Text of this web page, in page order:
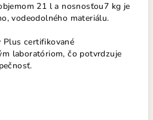
21 l a nosnosťou7 kg je
vodeodolného materiálu.
Plus certifikované
laboratóriom, čo potvrdzuje